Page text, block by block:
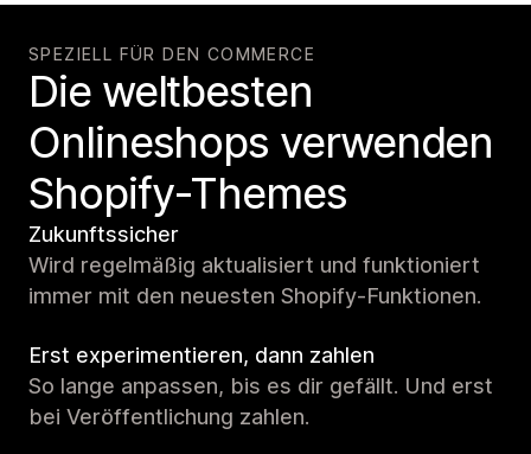
SPEZIELL FÜR DEN COMMERCE
Die weltbesten
Onlineshops verwenden
Shopify-Themes
Zukunftssicher
Wird regelmäßig aktualisiert und funktioniert
immer mit den neuesten Shopify-Funktionen.
Erst experimentieren, dann zahlen
So lange anpassen, bis es dir gefällt. Und erst
bei Veröffentlichung zahlen.